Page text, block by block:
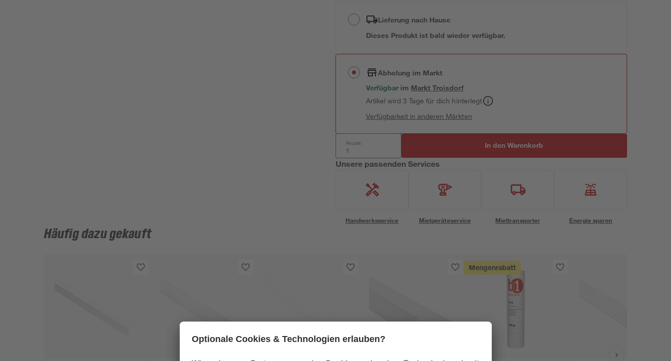
Lieferung nach Hause
Dieses Produkt ist bald wieder verfügbar.
Abholung im Markt
Verfügbar im MarktTroisdorf
Artikel wird 3 Tage für dich hinterlegt
Verfügbarkeit in anderen Märkten
Anzahl: In den Warenkorb
Unsere passenden Services
Handwerksservice Mietgeräteservice Miettransporter Energie sparen
Häufig dazu gekauft
Mengenrabatt